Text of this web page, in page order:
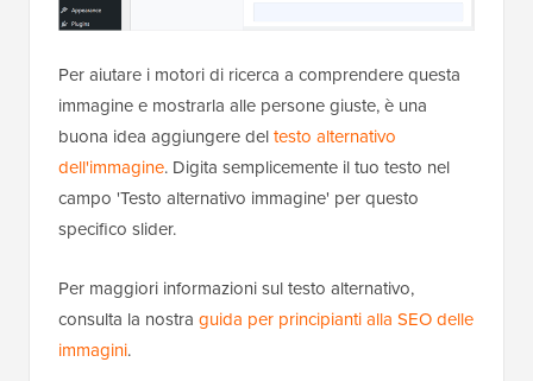
Per aiutare i motori di ricerca a comprendere questa
immagine e mostrarla alle persone giuste, è una
buona idea aggiungere deltesto alternativo
dell'immagine. Digita semplicemente il tuo testo nel
campo 'Testo alternativo immagine' per questo
specifico slider.
Per maggiori informazioni sul testo alternativo,
consulta la nostra guida per principianti alla SEO delle
immagini.